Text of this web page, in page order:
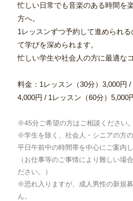
忙しい日常でも音楽のある時間を
方へ。
1レッスンずつ予約して進められ
て学びを深められます。
忙しい学生や社会人の方に最適な
料金：1レッスン（30分）3,000円 /
4,000円 / 1レッスン（60分）5,000
※45分ご希望の方はご相談ください。
※学生を除く、社会人・シニアの方の
平日午前中の時間帯を中心にご案内し
（お仕事等のご事情により難しい場
ださい。）
※恐れ入りますが、成人男性の新規
ん。